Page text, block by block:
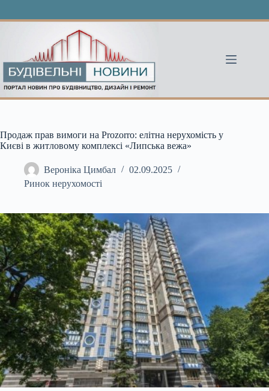
Продаж прав вимоги на Prozorro: елітна нерухомість у
Києві в житловому комплексі «Липська вежа»
Вероніка Цимбал
02.09.2025
Ринок нерухомості